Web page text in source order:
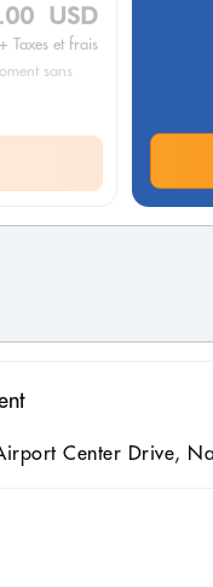
USD
+ Taxes et frais
sans
Center Drive,